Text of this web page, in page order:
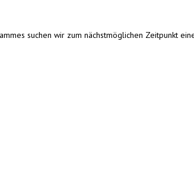
suchen wir zum nächstmöglichen Zeitpunkt